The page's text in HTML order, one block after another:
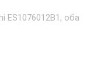
ES1076012B1, оба